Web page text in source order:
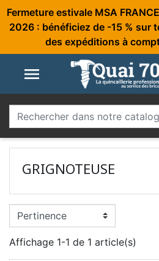
Fermeture estivale MSA
2026 : bénéficiez de -15 % sur
des expéditions à

GRIGNOTEUSE
Affichage 1-1 de 1 article(s)